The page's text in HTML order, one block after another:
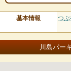
基本情報 つぶ
川島パー